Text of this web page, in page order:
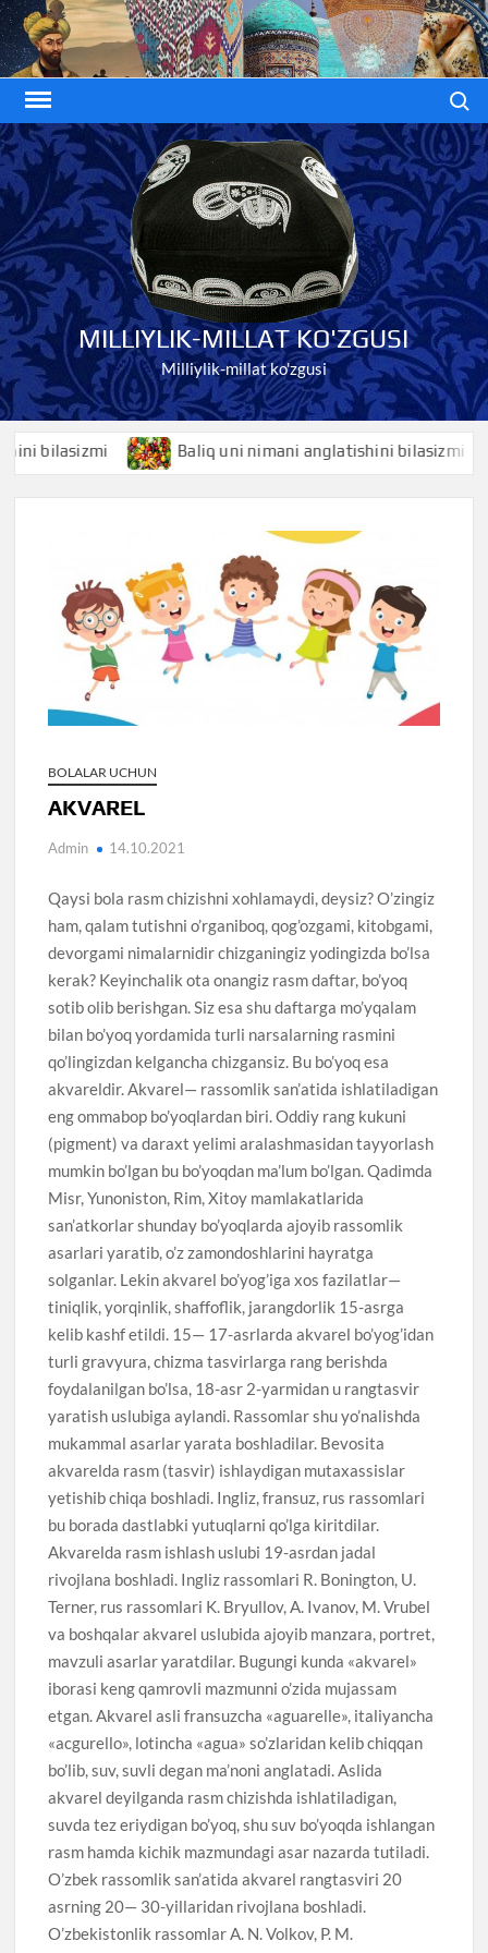
Skip
to
content
MILLIYLIK-MILLAT KO'ZGUSI
Milliylik-millat ko'zgusi
Baliq uni nimani anglatishini bilasizmi
BOLALAR UCHUN
AKVAREL
Admin 14.10.2021
Qaysi bola rasm chizishni xohlamaydi, deysiz? O’zingiz
ham, qalam tutishni o’rganiboq, qog’ozgami, kitobgami,
devorgami nimalarnidir chizganingiz yodingizda bo’lsa
kerak? Keyinchalik ota onangiz rasm daftar, bo’yoq
sotib olib berishgan. Siz esa shu daftarga mo’yqalam
bilan bo’yoq yordamida turli narsalarning rasmini
qo’lingizdan kelgancha chizgansiz. Bu bo’yoq esa
akvareldir. Akvarel— rassomlik san’atida ishlatiladigan
eng ommabop bo’yoqlardan biri. Oddiy rang kukuni
(pigment) va daraxt yelimi aralashmasidan tayyorlash
mumkin bo’lgan bu bo’yoqdan ma’lum bo’lgan. Qadimda
Misr, Yunoniston, Rim, Xitoy mamlakatlarida
san’atkorlar shunday bo’yoqlarda ajoyib rassomlik
asarlari yaratib, o’z zamondoshlarini hayratga
solganlar. Lekin akvarel bo’yog’iga xos fazilatlar—
tiniqlik, yorqinlik, shaffoflik, jarangdorlik 15-asrga
kelib kashf etildi. 15— 17-asrlarda akvarel bo’yog’idan
turli gravyura, chizma tasvirlarga rang berishda
foydalanilgan bo’lsa, 18-asr 2-yarmidan u rangtasvir
yaratish uslubiga aylandi. Rassomlar shu yo’nalishda
mukammal asarlar yarata boshladilar. Bevosita
akvarelda rasm (tasvir) ishlaydigan mutaxassislar
yetishib chiqa boshladi. Ingliz, fransuz, rus rassomlari
bu borada dastlabki yutuqlarni qo’lga kiritdilar.
Akvarelda rasm ishlash uslubi 19-asrdan jadal
rivojlana boshladi. Ingliz rassomlari R. Bonington, U.
Terner, rus rassomlari K. Bryullov, A. Ivanov, M. Vrubel
va boshqalar akvarel uslubida ajoyib manzara, portret,
mavzuli asarlar yaratdilar. Bugungi kunda «akvarel»
iborasi keng qamrovli mazmunni o’zida mujassam
etgan. Akvarel asli fransuzcha «aguarelle», italiyancha
«acgurello», lotincha «agua» so’zlaridan kelib chiqqan
bo’lib, suv, suvli degan ma’noni anglatadi. Aslida
akvarel deyilganda rasm chizishda ishlatiladigan,
suvda tez eriydigan bo’yoq, shu suv bo’yoqda ishlangan
rasm hamda kichik mazmundagi asar nazarda tutiladi.
O’zbek rassomlik san’atida akvarel rangtasviri 20
asrning 20— 30-yillaridan rivojlana boshladi.
O’zbekistonlik rassomlar A. N. Volkov, P. M.